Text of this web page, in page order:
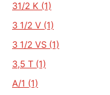
31/2 K (1)
3 1/2 V (1)
3 1/2 VS (1)
3,5 T (1)
A/1 (1)